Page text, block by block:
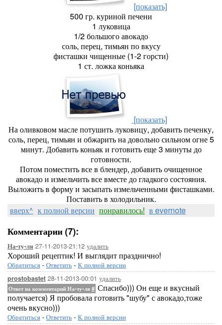
[показать]
500 гр. куриной печени
1 луковица
1/2 большого авокадо
соль, перец, тимьян по вкусу
фисташки чищенные (1-2 горсти)
1 ст. ложка коньяка
[показать]
На оливковом масле потушить луковицу, добавить печенку,
соль, перец, тимьян и обжарить на довольно сильном огне 5
минут. Добавить коньяк и готовить еще 3 минуты до
готовности.
Потом поместить все в блендер, добавить очищенное
авокадо и измельчить все вместе до гладкого состояния.
Выложить в форму и засыпать измельченными фисташками.
Поставить в холодильник.
вверх^ к полной версии понравилось! в evernote
Комментарии (7):
На-ту-ля 27-11-2013-21:12 удалить
Хороший рецептик! И выглядит празднично!
Обратиться - Ответить - К полной версии
prostobastet 28-11-2013-00:01 удалить
Ответ на комментарий На-ту-ля # Спасибо))) Он еще и вкусный
получается) Я пробовала готовить "шубу" с авокадо,тоже
очень вкусно)))
Обратиться - Ответить - К полной версии